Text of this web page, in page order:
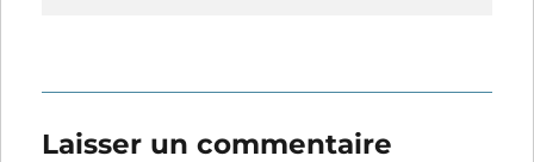
Laisser un commentaire